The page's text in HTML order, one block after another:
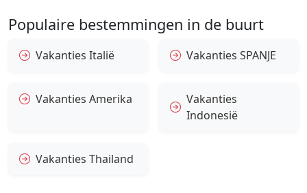
Populaire bestemmingen in de buurt
Vakanties Italië Vakanties SPANJE
Vakanties Amerika
Vakanties
Indonesië
Vakanties Thailand